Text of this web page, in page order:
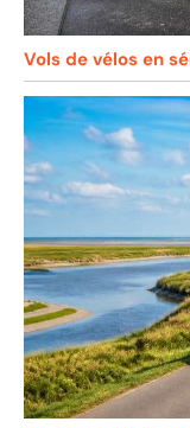
Vols de vélos en